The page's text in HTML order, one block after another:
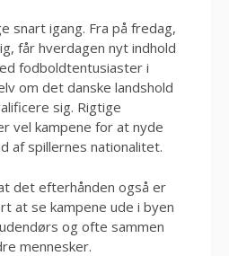
snart igang. Fra på fredag,
får hverdagen nyt indhold
fodboldtentusiaster i
om det danske landshold
sig. Rigtige
vel kampene for at nyde
af spillernes nationalitet.
det efterhånden også er
at se kampene ude i byen
og ofte sammen
mennesker.